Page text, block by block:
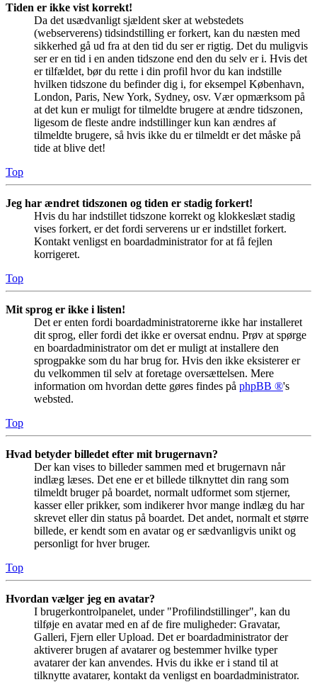
Tiden er ikke vist korrekt!
Da det usædvanligt sjældent sker at webstedets
(webserverens) tidsindstilling er forkert, kan du næsten med
sikkerhed gå ud fra at den tid du ser er rigtig. Det du muligvis
ser er en tid i en anden tidszone end den du selv er i. Hvis det
er tilfældet, bør du rette i din profil hvor du kan indstille
hvilken tidszone du befinder dig i, for eksempel København,
London, Paris, New York, Sydney, osv. Vær opmærksom på
at det kun er muligt for tilmeldte brugere at ændre tidszonen,
ligesom de fleste andre indstillinger kun kan ændres af
tilmeldte brugere, så hvis ikke du er tilmeldt er det måske på
tide at blive det!
Top
Jeg har ændret tidszonen og tiden er stadig forkert!
Hvis du har indstillet tidszone korrekt og klokkeslæt stadig
vises forkert, er det fordi serverens ur er indstillet forkert.
Kontakt venligst en boardadministrator for at få fejlen
korrigeret.
Top
Mit sprog er ikke i listen!
Det er enten fordi boardadministratorerne ikke har installeret
dit sprog, eller fordi det ikke er oversat endnu. Prøv at spørge
en boardadministrator om det er muligt at installere den
sprogpakke som du har brug for. Hvis den ikke eksisterer er
du velkommen til selv at foretage oversættelsen. Mere
information om hvordan dette gøres findes på phpBB ®'s
websted.
Top
Hvad betyder billedet efter mit brugernavn?
Der kan vises to billeder sammen med et brugernavn når
indlæg læses. Det ene er et billede tilknyttet din rang som
tilmeldt bruger på boardet, normalt udformet som stjerner,
kasser eller prikker, som indikerer hvor mange indlæg du har
skrevet eller din status på boardet. Det andet, normalt et større
billede, er kendt som en avatar og er sædvanligvis unikt og
personligt for hver bruger.
Top
Hvordan vælger jeg en avatar?
I brugerkontrolpanelet, under "Profilindstillinger", kan du
tilføje en avatar med en af de fire muligheder: Gravatar,
Galleri, Fjern eller Upload. Det er boardadministrator der
aktiverer brugen af avatarer og bestemmer hvilke typer
avatarer der kan anvendes. Hvis du ikke er i stand til at
tilknytte avatarer, kontakt da venligst en boardadministrator.